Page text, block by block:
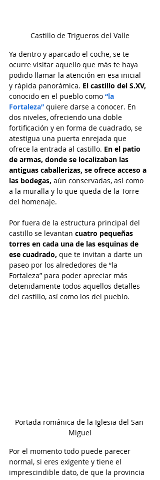
Castillo de Trigueros del Valle
Ya dentro y aparcado el coche, se te
ocurre visitar aquello que más te haya
podido llamar la atención en esa inicial
y rápida panorámica. El castillo del S.XV,
conocido en el pueblo como “la
Fortaleza” quiere darse a conocer. En
dos niveles, ofreciendo una doble
fortificación y en forma de cuadrado, se
atestigua una puerta enrejada que
ofrece la entrada al castillo. En el patio
de armas, donde se localizaban las
antiguas caballerizas, se ofrece acceso a
las bodegas, aún conservadas, así como
a la muralla y lo que queda de la Torre
del homenaje.
Por fuera de la estructura principal del
castillo se levantan cuatro pequeñas
torres en cada una de las esquinas de
ese cuadrado, que te invitan a darte un
paseo por los alrededores de “la
Fortaleza” para poder apreciar más
detenidamente todos aquellos detalles
del castillo, así como los del pueblo.
Portada románica de la Iglesia del San
Miguel
Por el momento todo puede parecer
normal, si eres exigente y tiene el
imprescindible dato, de que la provincia